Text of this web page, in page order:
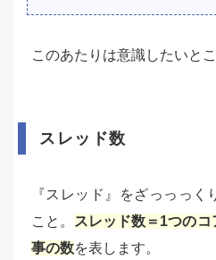
このあたりは意識したいとこ
スレッド数
『スレッド』をざっっっ
こと。
スレッド数＝1つの
事の数を表します。